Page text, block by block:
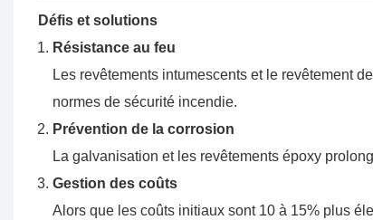
Défis et solutions
Résistance au feu
Les revêtements intumescents et le revêtement
normes de sécurité incendie.
Prévention de la corrosion
La galvanisation et les revêtements époxy
Gestion des coûts
Alors que les coûts initiaux sont 10 à 15% plus